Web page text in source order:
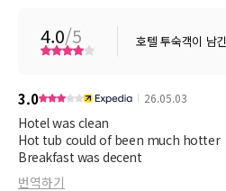
4.0/5 호텔 투숙객이 남긴
3.0 26.05.03
Hotel was clean
Hot tub could of been much hotter
Breakfast was decent
번역하기